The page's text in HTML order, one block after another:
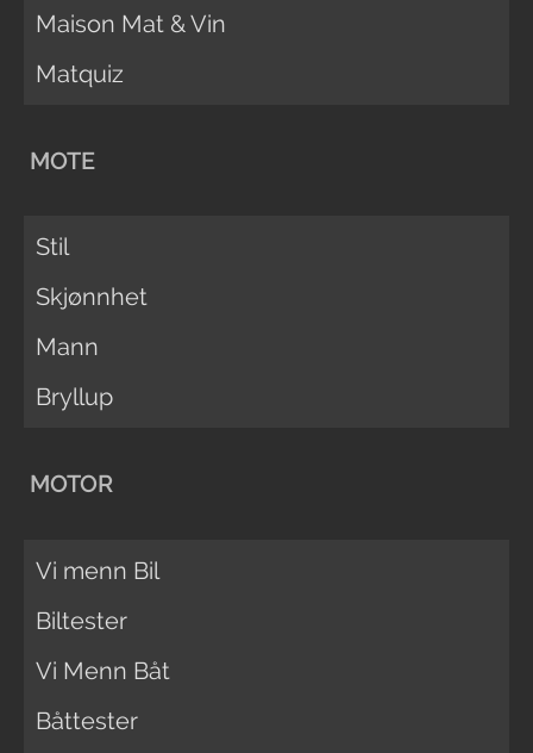
Maison Mat & Vin
Matquiz
MOTE
Stil
Skjønnhet
Mann
Bryllup
MOTOR
Vi menn Bil
Biltester
Vi Menn Båt
Båttester